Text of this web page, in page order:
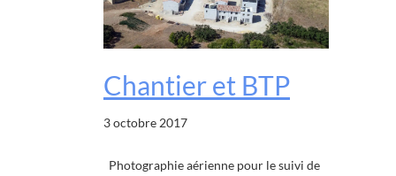
Chantier et BTP
3 octobre 2017
Photographie aérienne pour le suivi de